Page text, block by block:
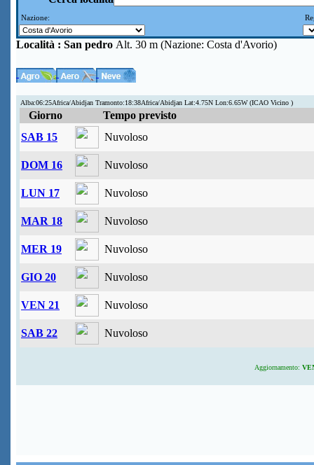
Nazione:
Località : San pedro Alt. 30 m (Nazione: Costa d'Avorio)
Alba:06:25Africa/Abidjan Tramonto:18:38Africa/Abidjan Lat:4.75N Lon:6.65W (ICAO Vicino )
Giorno
Tempo previsto
SAB 15
Nuvoloso
DOM 16 Nuvoloso
LUN 17 Nuvoloso
MAR 18 Nuvoloso
MER 19 Nuvoloso
GIO 20 Nuvoloso
VEN 21 Nuvoloso
SAB 22 Nuvoloso
Aggiornamento: